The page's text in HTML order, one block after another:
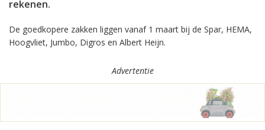
rekenen.
De goedkopere zakken liggen vanaf 1 maart bij de Spar, HEMA,
Hoogvliet, Jumbo, Digros en Albert Heijn.
Advertentie